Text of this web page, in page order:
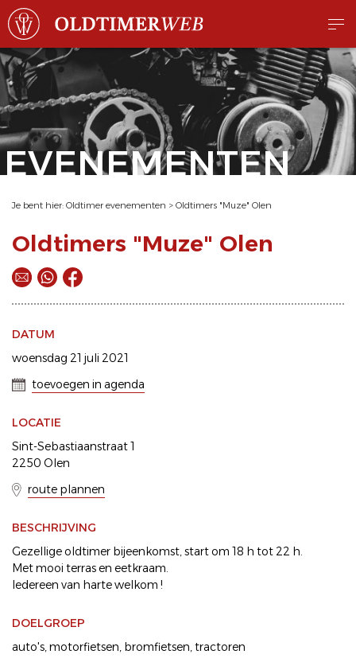
EVENEMENTEN
Je bent hier: Oldtimer evenementen > Oldtimers "Muze" Olen
Oldtimers "Muze" Olen
DATUM
woensdag 21 juli 2021
toevoegen in agenda
LOCATIE
Sint-Sebastiaanstraat 1
2250 Olen
route plannen
BESCHRIJVING
Gezellige oldtimer bijeenkomst, start om 18 h tot 22 h.
Met mooi terras en eetkraam.
Iedereen van harte welkom !
DOELGROEP
auto's motorfietsen bromfietsen tractoren